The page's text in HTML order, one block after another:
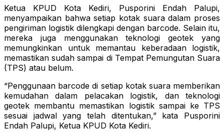
Ketua KPUD Kota Kediri, Pusporini Endah Palupi,
menyampaikan bahwa setiap kotak suara dalam proses
pengiriman logistik dilengkapi dengan barcode. Selain itu,
mereka juga menggunakan teknologi geotek yang
memungkinkan untuk memantau keberadaan logistik,
memastikan sudah sampai di Tempat Pemungutan Suara
(TPS) atau belum.
“Penggunaan barcode di setiap kotak suara memberikan
kemudahan dalam pelacakan logistik, dan teknologi
geotek membantu memastikan logistik sampai ke TPS
sesuai jadwal yang telah ditentukan,” kata Pusporini
Endah Palupi, Ketua KPUD Kota Kediri.